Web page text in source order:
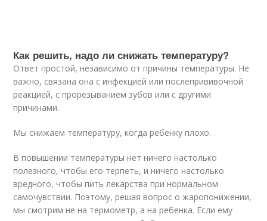
Как решить, надо ли снижать температуру?
Ответ простой, независимо от причины температуры. Не
важно, связана она с инфекцией или послепрививочной
реакцией, с прорезыванием зубов или с другими
причинами.
Мы снижаем температуру, когда ребенку плохо.
В повышении температуры нет ничего настолько
полезного, чтобы его терпеть, и ничего настолько
вредного, чтобы пить лекарства при нормальном
самочувствии. Поэтому, решая вопрос о жаропонижении,
мы смотрим не на термометр, а на ребенка. Если ему